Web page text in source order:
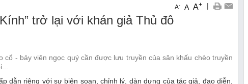
A- A A+ |
trở lại với khán giả Thủ đô
cổ - bảy viên ngọc quý cần được lưu truyền của sân khấu chèo truyền
dẫn riêng với sự biên soạn, chỉnh lý, dàn dựng của tác giả, đạo diễn,